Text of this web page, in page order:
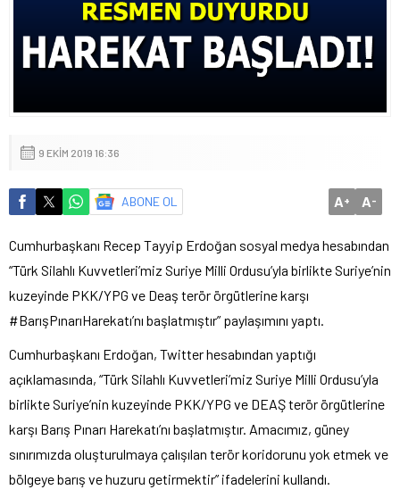
9 EKIM 2019 16:36
ABONE OL A+ A-
Cumhurbaşkanı Recep Tayyip Erdoğan sosyal medya hesabından
“Türk Silahlı Kuvvetleri’miz Suriye Milli Ordusu’yla birlikte Suriye’nin
kuzeyinde PKK/YPG ve Deaş terör örgütlerine karşı
#BarışPınarıHarekatı’nı başlatmıştır” paylaşımını yaptı.
Cumhurbaşkanı Erdoğan, Twitter hesabından yaptığı
açıklamasında, “Türk Silahlı Kuvvetleri’miz Suriye Milli Ordusu’yla
birlikte Suriye’nin kuzeyinde PKK/YPG ve DEAŞ terör örgütlerine
karşı Barış Pınarı Harekatı’nı başlatmıştır. Amacımız, güney
sınırımızda oluşturulmaya çalışılan terör koridorunu yok etmek ve
bölgeye barış ve huzuru getirmektir” ifadelerini kullandı.